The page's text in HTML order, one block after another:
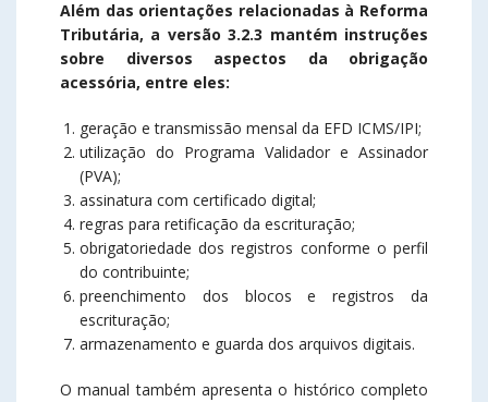
Além das orientações relacionadas à Reforma
Tributária, a versão 3.2.3 mantém instruções
sobre diversos aspectos da obrigação
acessória, entre eles:
geração e transmissão mensal da EFD ICMS/IPI;
utilização do Programa Validador e Assinador
(PVA);
assinatura com certificado digital;
regras para retificação da escrituração;
obrigatoriedade dos registros conforme o perfil
do contribuinte;
preenchimento dos blocos e registros da
escrituração;
armazenamento e guarda dos arquivos digitais.
O manual também apresenta o histórico completo